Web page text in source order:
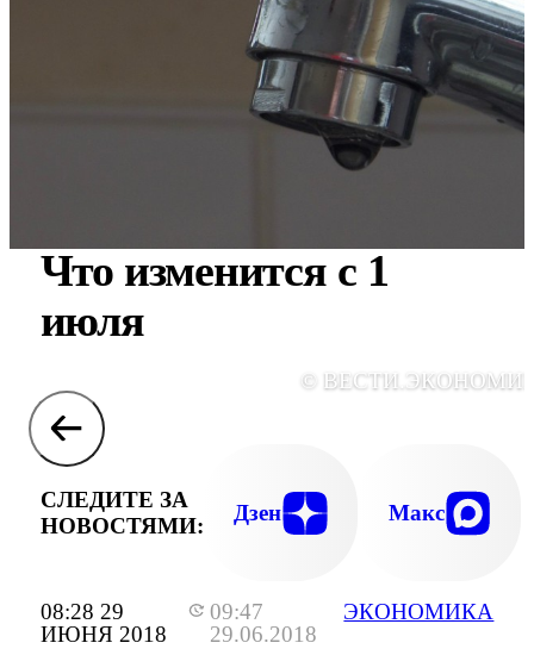
08:28 29
ИЮНЯ 2018
09:47
29.06.2018
ЭКОНОМИКА
Что изменится с 1
июля
©
СЛЕДИТЕ ЗА
НОВОСТЯМИ:
Дзен Макс